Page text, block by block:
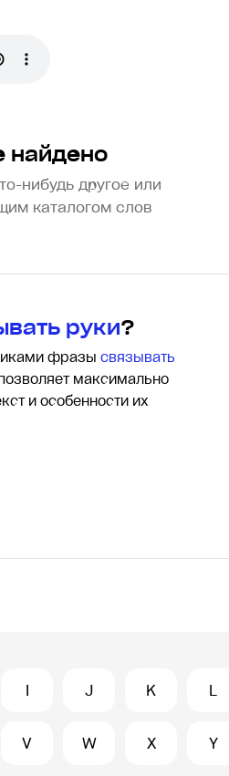
найдено
нибудь другое или
каталогом слов
руки?
фразы связывать
максимально
и особенности их
I J K L
V W X Y